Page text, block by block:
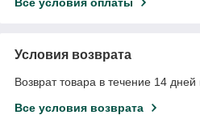
Условия возврата
Возврат товара в течение 14 дней
Все условия возврата